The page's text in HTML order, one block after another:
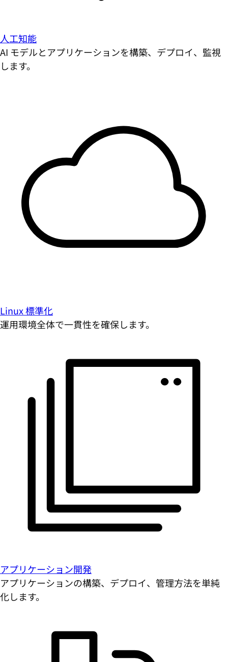
人工知能
AI モデルとアプリケーションを構築、デプロイ、監視
します。
Linux 標準化
運用環境全体で一貫性を確保します。
アプリケーション開発
アプリケーションの構築、デプロイ、管理方法を単純
化します。